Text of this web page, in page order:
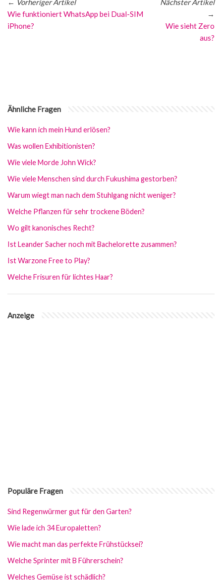
← Vorheriger Artikel
Wie funktioniert WhatsApp bei Dual-SIM
iPhone?
Nächster Artikel
→
Wie sieht Zero
aus?
Ähnliche Fragen
Wie kann ich mein Hund erlösen?
Was wollen Exhibitionisten?
Wie viele Morde John Wick?
Wie viele Menschen sind durch Fukushima gestorben?
Warum wiegt man nach dem Stuhlgang nicht weniger?
Welche Pflanzen für sehr trockene Böden?
Wo gilt kanonisches Recht?
Ist Leander Sacher noch mit Bachelorette zusammen?
Ist Warzone Free to Play?
Welche Frisuren für lichtes Haar?
Anzeige
Populäre Fragen
Sind Regenwürmer gut für den Garten?
Wie lade ich 34 Europaletten?
Wie macht man das perfekte Frühstücksei?
Welche Sprinter mit B Führerschein?
Welches Gemüse ist schädlich?